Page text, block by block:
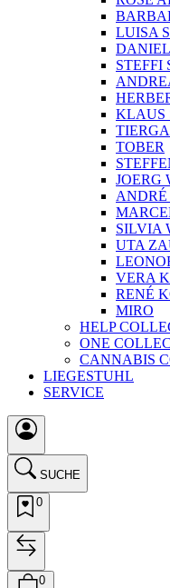
LUISA
STEFFI
KLAUS
TOBER
JOERG
ANDRÉ
SILVIA
UTA
VERA
RENÉ
MIRO
HELP
ONE
CANNABIS
LIEGESTUHL
SERVICE
SUCHE
0
0